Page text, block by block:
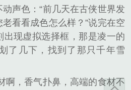
声色：“前几天在古侠世界发
看看成色怎么样？”说完在空
出现虚拟选择框，那是凌一的
了几下，找到了那只千年雪
啊，香气扑鼻，高端的食材不